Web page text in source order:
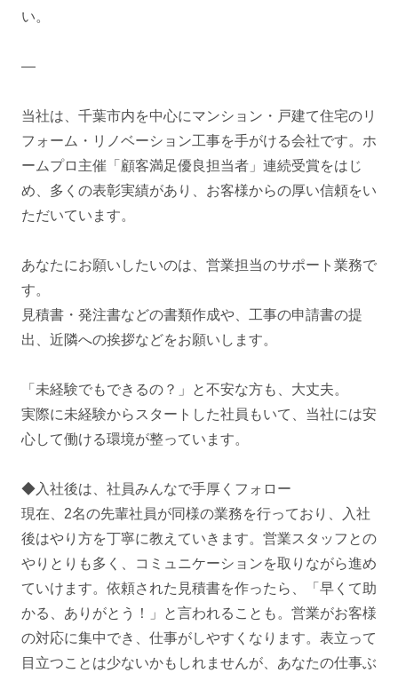
い。
―
当社は、千葉市内を中心にマンション・戸建て住宅のリ
フォーム・リノベーション工事を手がける会社です。ホ
ームプロ主催「顧客満足優良担当者」連続受賞をはじ
め、多くの表彰実績があり、お客様からの厚い信頼をい
ただいています。
あなたにお願いしたいのは、営業担当のサポート業務で
す。
見積書・発注書などの書類作成や、工事の申請書の提
出、近隣への挨拶などをお願いします。
「未経験でもできるの？」と不安な方も、大丈夫。
実際に未経験からスタートした社員もいて、当社には安
心して働ける環境が整っています。
◆入社後は、社員みんなで手厚くフォロー
現在、2名の先輩社員が同様の業務を行っており、入社
後はやり方を丁寧に教えていきます。営業スタッフとの
やりとりも多く、コミュニケーションを取りながら進め
ていけます。依頼された見積書を作ったら、「早くて助
かる、ありがとう！」と言われることも。営業がお客様
の対応に集中でき、仕事がしやすくなります。表立って
目立つことは少ないかもしれませんが、あなたの仕事ぶ